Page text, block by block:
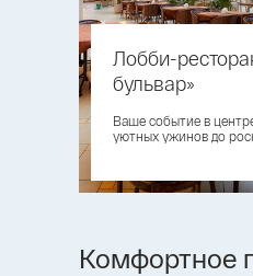
Лобби-
бульвар»
Ваше событие в
уютных ужинов до
Комфортное